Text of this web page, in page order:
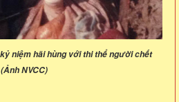
niệm hãi hùng với thi thể người chết
(Ảnh NVCC)